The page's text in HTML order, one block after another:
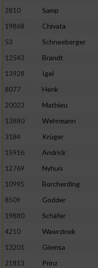
2810
Samp
19868
Chivata
53
Schneeberger
12543
Brandt
13928
Igel
8077
Henk
20023
Mathieu
13880
Wehrmann
3184
Krüger
15916
Andrick
12769
Nyhuis
10995
Borcherding
8509
Godder
19880
Schäfer
4210
Wawrzinek
13201
Giemsa
21813
Prinz